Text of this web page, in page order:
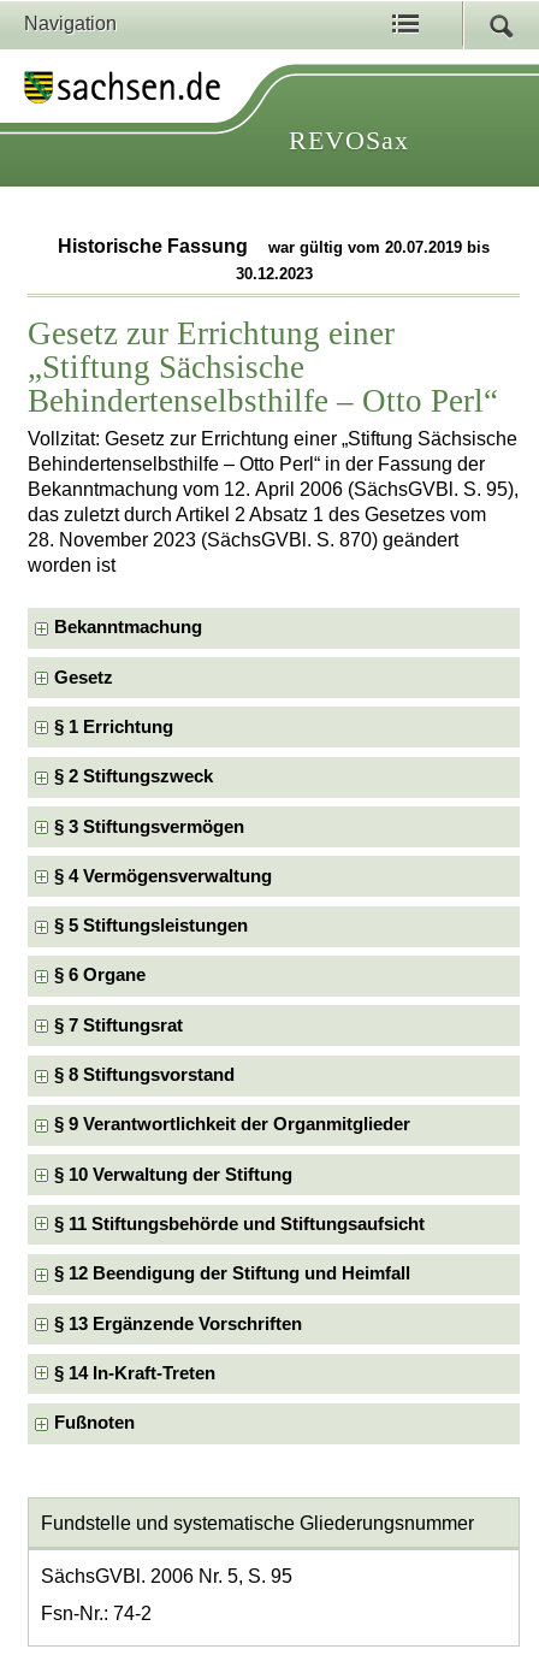
Navigation
REVOSax
Historische Fassung
war gültig vom 20.07.2019 bis
30.12.2023
Gesetz zur Errichtung einer
„Stiftung Sächsische
Behindertenselbsthilfe – Otto Perl“
Vollzitat: Gesetz zur Errichtung einer „Stiftung Sächsische
Behindertenselbsthilfe – Otto Perl“ in der Fassung der
Bekanntmachung vom 12. April 2006 (SächsGVBl. S. 95),
das zuletzt durch Artikel 2 Absatz 1 des Gesetzes vom
28. November 2023 (SächsGVBl. S. 870) geändert
worden ist
Bekanntmachung
Gesetz
§ 1 Errichtung
§ 2 Stiftungszweck
§ 3 Stiftungsvermögen
§ 4 Vermögensverwaltung
§ 5 Stiftungsleistungen
§ 6 Organe
§ 7 Stiftungsrat
§ 8 Stiftungsvorstand
§ 9 Verantwortlichkeit der Organmitglieder
§ 10 Verwaltung der Stiftung
§ 11 Stiftungsbehörde und Stiftungsaufsicht
§ 12 Beendigung der Stiftung und Heimfall
§ 13 Ergänzende Vorschriften
§ 14 In-Kraft-Treten
Fußnoten
Fundstelle und systematische Gliederungsnummer
SächsGVBl. 2006 Nr. 5, S. 95
Fsn-Nr.: 74-2